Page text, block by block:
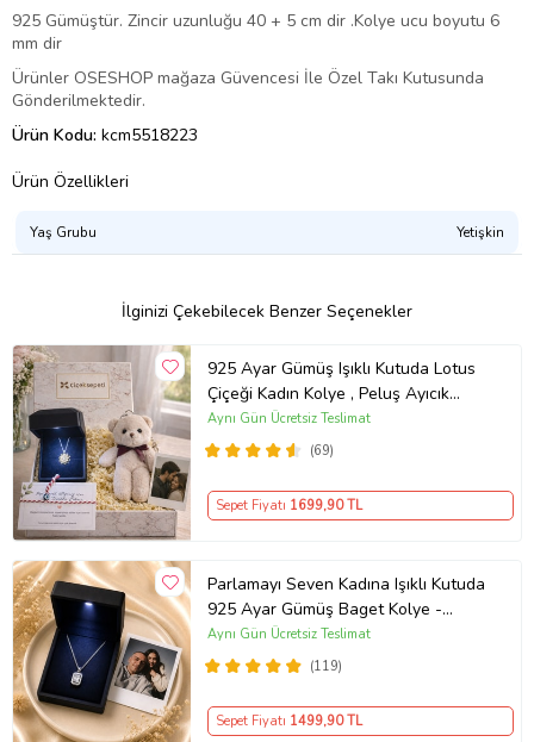
925 Gümüştür. Zincir uzunluğu 40 + 5 cm dir .Kolye ucu boyutu 6
mm dir
Ürünler OSESHOP mağaza Güvencesi İle Özel Takı Kutusunda
Gönderilmektedir.
Ürün Kodu: kcm5518223
Ürün Özellikleri
Yaş Grubu Yetişkin
İlginizi Çekebilecek Benzer Seçenekler
925 Ayar Gümüş Işıklı Kutuda Lotus
Çiçeği Kadın Kolye , Peluş Ayıcık
Anahtarlık Marteniçka Bileklik,
Polaroid Fotoğraf Hediye
(69)
Aynı Gün Ücretsiz Teslimat
Sepet Fiyatı 1699,90 TL
Parlamayı Seven Kadına Işıklı Kutuda
925 Ayar Gümüş Baget Kolye -
Kişiye Özel Fotoğraf Hediye
(119)
Aynı Gün Ücretsiz Teslimat
Sepet Fiyatı 1499,90 TL